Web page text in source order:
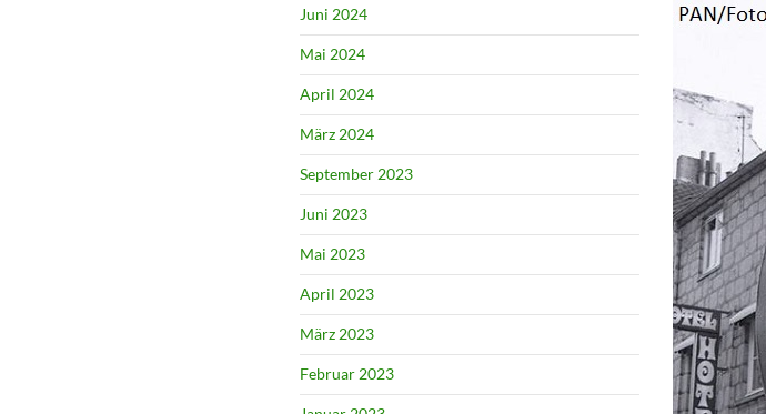
Juni 2024
Mai 2024
April 2024
März 2024
September 2023
Juni 2023
Mai 2023
April 2023
März 2023
Februar 2023